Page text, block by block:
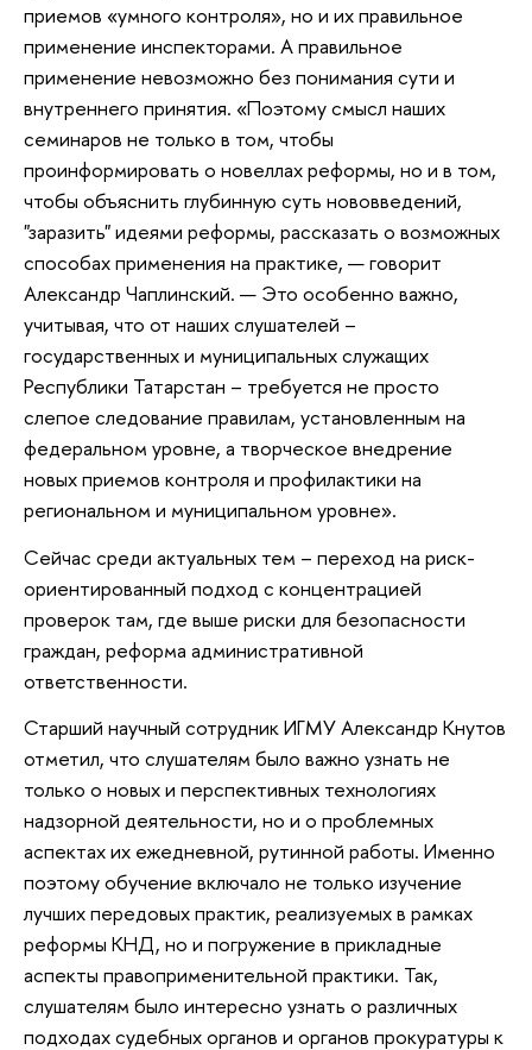
приемов «умного контроля», но и их правильное
применение инспекторами. А правильное
применение невозможно без понимания сути и
внутреннего принятия. «Поэтому смысл наших
семинаров не только в том, чтобы
проинформировать о новеллах реформы, но и в том,
чтобы объяснить глубинную суть нововведений,
"заразить" идеями реформы, рассказать о возможных
способах применения на практике, — говорит
Александр Чаплинский. — Это особенно важно,
учитывая, что от наших слушателей –
государственных и муниципальных служащих
Республики Татарстан – требуется не просто
слепое следование правилам, установленным на
федеральном уровне, а творческое внедрение
новых приемов контроля и профилактики на
региональном и муниципальном уровне».
Сейчас среди актуальных тем – переход на риск-
ориентированный подход с концентрацией
проверок там, где выше риски для безопасности
граждан, реформа административной
ответственности.
Старший научный сотрудник ИГМУ Александр Кнутов
отметил, что слушателям было важно узнать не
только о новых и перспективных технологиях
надзорной деятельности, но и о проблемных
аспектах их ежедневной, рутинной работы. Именно
поэтому обучение включало не только изучение
лучших передовых практик, реализуемых в рамках
реформы КНД, но и погружение в прикладные
аспекты правоприменительной практики. Так,
слушателям было интересно узнать о различных
подходах судебных органов и органов прокуратуры к